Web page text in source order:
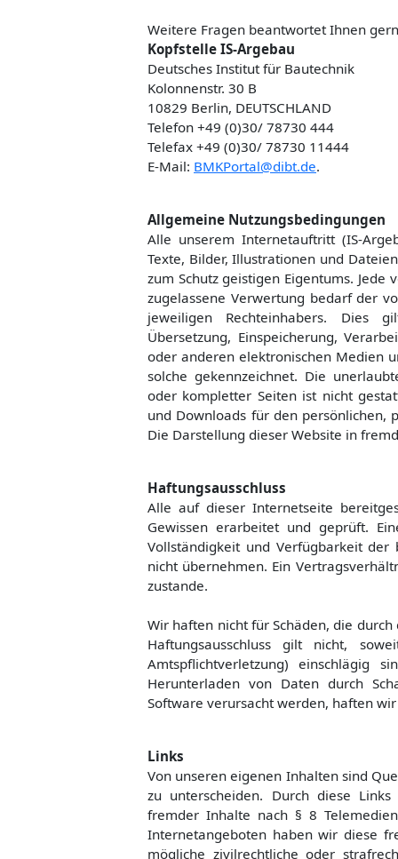
Weitere Fragen beantwortet Ihnen
Kopfstelle IS-Argebau
Deutsches Institut für Bautechnik
Kolonnenstr. 30 B
10829 Berlin, DEUTSCHLAND
Telefon +49 (0)30/ 78730 444
Telefax +49 (0)30/ 78730 11444
E-Mail: BMKPortal@dibt.de.
Allgemeine Nutzungsbedingungen
Alle unserem Internetauftritt (IS-
Texte, Bilder, Illustrationen und
zum Schutz geistigen Eigentums.
zugelassene Verwertung bedarf der
jeweiligen Rechteinhabers. Dies
Übersetzung, Einspeicherung,
oder anderen elektronischen Medien
solche gekennzeichnet. Die
oder kompletter Seiten ist nicht
und Downloads für den persönlichen,
Die Darstellung dieser Website in
Haftungsausschluss
Alle auf dieser Internetseite
Gewissen erarbeitet und geprüft.
Vollständigkeit und Verfügbarkeit
nicht übernehmen. Ein
zustande.
Wir haften nicht für Schäden, die
Haftungsausschluss gilt nicht,
Amtspflichtverletzung) einschlägig
Herunterladen von Daten durch
Software verursacht werden, haften
Links
Von unseren eigenen Inhalten sind
zu unterscheiden. Durch diese
fremder Inhalte nach § 8
Internetangeboten haben wir diese
mögliche zivilrechtliche oder